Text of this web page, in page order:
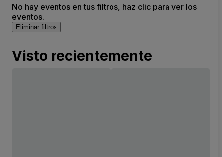
No hay eventos en tus filtros, haz clic para ver los
eventos.
Eliminar filtros
Visto recientemente